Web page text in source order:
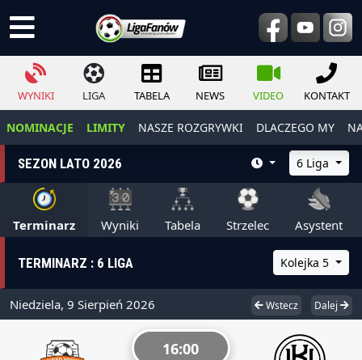
WYNIKI LIGA TABELA NEWS VIDEO KONTAKT
NOMINACJE LIMITY NASZE ROZGRYWKI DLACZEGO MY
SEZON LATO 2026 6 Liga
Terminarz Wyniki Tabela Strzelec Asystent
TERMINARZ : 6 LIGA Kolejka 5
Niedziela, 9 Sierpień 2026 Wstecz Dalej
16:00